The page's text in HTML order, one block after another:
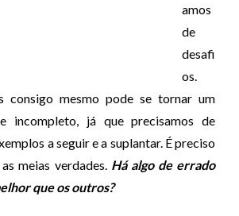
amos
de
desafi
os.
consigo mesmo pode se tornar um
incompleto, já que precisamos de
a seguir e a suplantar. É preciso
meias verdades. Há algo de errado
que os outros?